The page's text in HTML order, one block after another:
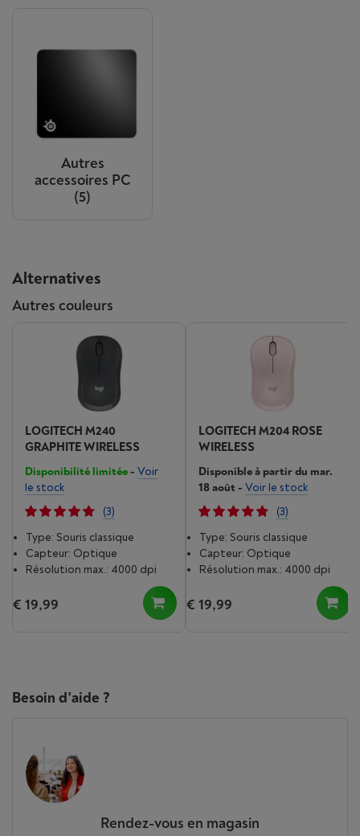
Autres
accessoires PC
(5)
Alternatives
Autres couleurs
LOGITECH M240
GRAPHITE WIRELESS
Disponibilité limitée- Voir
le stock
(3)
Type: Souris classique
Capteur: Optique
Résolution max.: 4000 dpi
€ 19,99
LOGITECH M204 ROSE
WIRELESS
Disponible à partir du mar.
18 août- Voir le stock
(3)
Type: Souris classique
Capteur: Optique
Résolution max.: 4000 dpi
€ 19,99
Besoin d'aide ?
Rendez-vous en magasin